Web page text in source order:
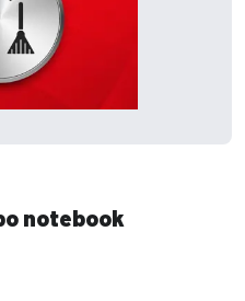
notebook